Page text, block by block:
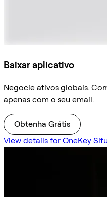
Baixar aplicativo
Negocie ativos globais.
apenas com o seu email.
Obtenha Grátis
View details for OneKey Sifu